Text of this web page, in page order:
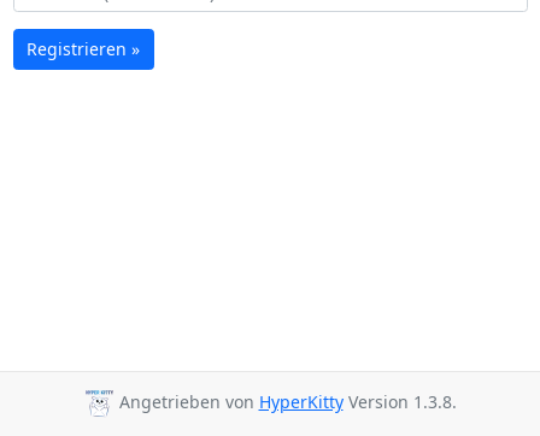
Registrieren »
Angetrieben von HyperKittyVersion 1.3.8.